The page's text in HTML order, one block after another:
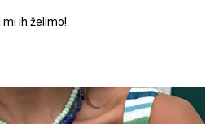
I mi ih želimo!